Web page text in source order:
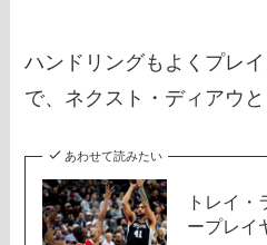
ハンドリングもよくプレ
で、ネクスト・ディアウ
あわせて読みたい
トレイ
ープレイ